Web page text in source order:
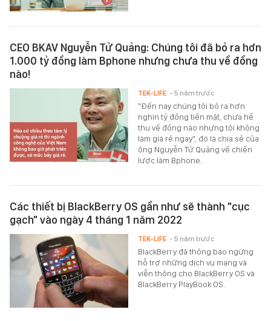
CEO BKAV Nguyễn Tử Quảng: Chúng tôi đã bỏ ra hơn
1.000 tỷ đồng làm Bphone nhưng chưa thu về đồng
nào!
"Đến nay chúng tôi bỏ ra hơn
nghìn tỷ đồng tiền mặt, chưa hề
thu về đồng nào nhưng tôi không
làm giá rẻ ngay", đó là chia sẻ của
ông Nguyễn Tử Quảng về chiến
lược làm Bphone.
TEK-LIFE - 5 năm trước
Các thiết bị BlackBerry OS gần như sẽ thành "cục
gạch" vào ngày 4 tháng 1 năm 2022
BlackBerry đã thông báo ngừng
hỗ trợ những dịch vụ mạng và
viễn thông cho BlackBerry OS và
BlackBerry PlayBook OS.
TEK-LIFE - 5 năm trước